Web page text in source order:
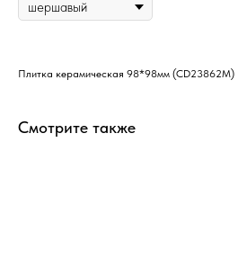
Плитка керамическая 98*98мм (CD23862M)
Смотрите также